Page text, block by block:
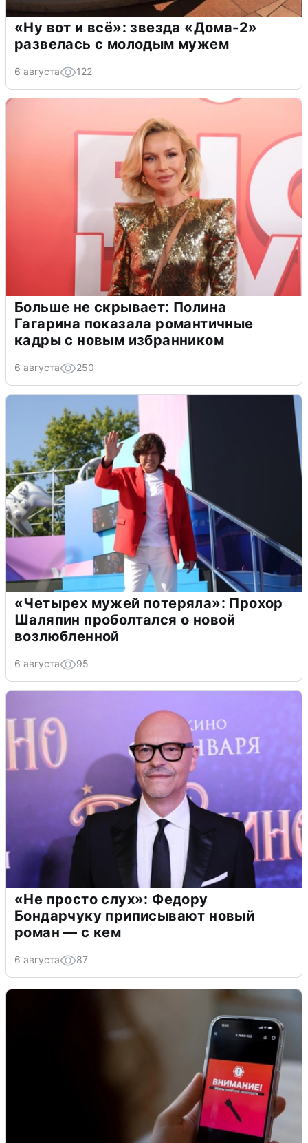
«Ну вот и всё»: звезда «Дома-2»
развелась с молодым мужем
6 августа 122
Больше не скрывает: Полина
Гагарина показала романтичные
кадры с новым избранником
6 августа 250
«Четырех мужей потеряла»: Прохор
Шаляпин проболтался о новой
возлюбленной
6 августа 95
«Не просто слух»: Федору
Бондарчуку приписывают новый
роман — с кем
6 августа 87